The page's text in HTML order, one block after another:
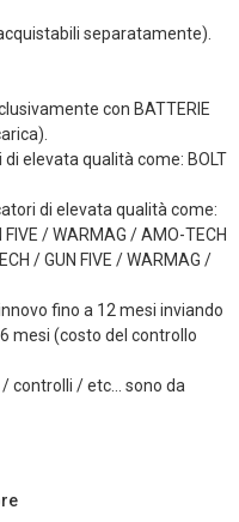
separatamente).
con BATTERIE
elevata qualità come: BOLT
di elevata qualità come:
/ WARMAG / AMO-TECH
/ GUN FIVE / WARMAG /
fino a 12 mesi inviando
mesi (costo del controllo
controlli / etc... sono da